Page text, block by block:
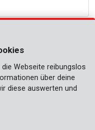
ANMELDEN
Webseite reibungslos
über deine
diese auswerten und